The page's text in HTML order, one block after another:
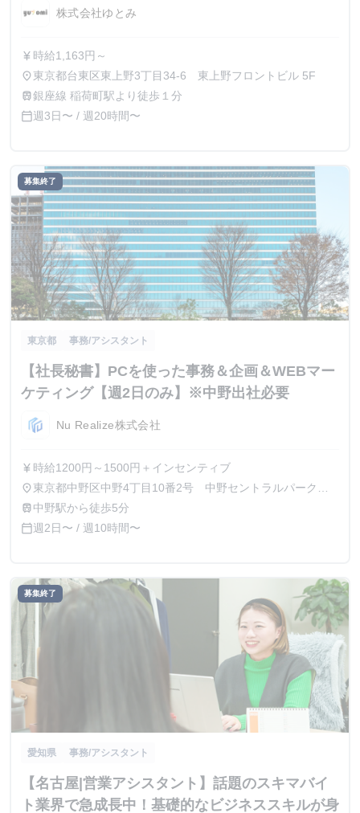
株式会社ゆとみ
currency_yen 時給1,163円～
place東京都台東区東上野3丁目34-6 東上野フロントビル 5F
train銀座線 稲荷町駅より徒歩１分
calendar_today週3日〜 / 週20時間〜
募集終了
東京都 事務/アシスタント
【社長秘書】PCを使った事務＆企画＆WEBマー
ケティング【週2日のみ】※中野出社必要
Nu Realize株式会社
currency_yen 時給1200円～1500円＋インセンティブ
place東京都中野区中野4丁目10番2号 中野セントラルパークサ
ウス2階
train 中野駅から徒歩5分
calendar_today週2日〜 / 週10時間〜
募集終了
愛知県 事務/アシスタント
【名古屋|営業アシスタント】話題のスキマバイ
ト業界で急成長中！基礎的なビジネススキルが身